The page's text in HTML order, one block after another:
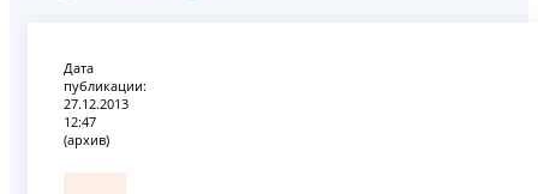
Дата
публикации:
27.12.2013
12:47
(архив)